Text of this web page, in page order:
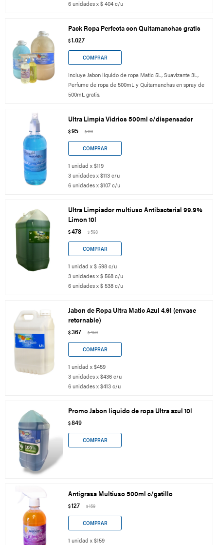
6 unidades x $ 404 c/u
Pack Ropa Perfecta con Quitamanchas gratis
$1.027
Incluye Jabon liquido de ropa Matic 5L, Suavizante 3L,
Perfume de ropa de 500mL y Quitamanchas en spray de
500mL gratis.
Ultra Limpia Vidrios 500ml c/dispensador
$95 $119
1 unidad x $119
3 unidades x $113 c/u
6 unidades x $107 c/u
Ultra Limpiador multiuso Antibacterial 99.9%
Limon 10l
$478 $598
1 unidad x $ 598 c/u
3 unidades x $ 568 c/u
6 unidades x $ 538 c/u
Jabon de Ropa Ultra Matic Azul 4.9l (envase
retornable)
$367 $459
1 unidad x $459
3 unidades x $436 c/u
6 unidades x $413 c/u
Promo Jabon liquido de ropa Ultra azul 10l
$849
Antigrasa Multiuso 500ml c/gatillo
$127 $159
1 unidad x $159